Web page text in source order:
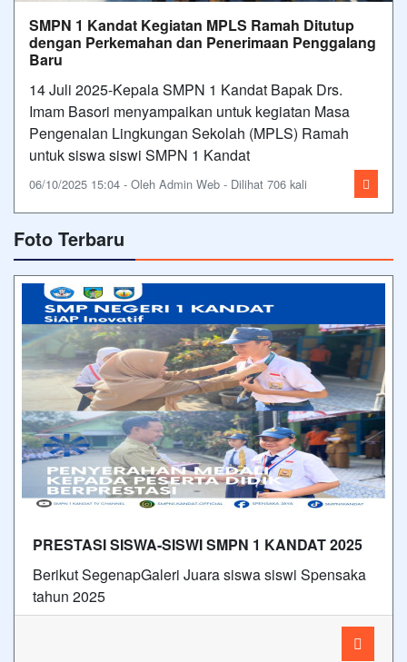
SMPN 1 Kandat Kegiatan MPLS Ramah Ditutup
dengan Perkemahan dan Penerimaan Penggalang
Baru
14 Juli 2025-Kepala SMPN 1 Kandat Bapak Drs.
Imam Basori menyampaikan untuk kegiatan Masa
Pengenalan Lingkungan Sekolah (MPLS) Ramah
untuk siswa siswi SMPN 1 Kandat
06/10/2025 15:04 - Oleh Admin Web - Dilihat 706 kali
Foto Terbaru
PRESTASI SISWA-SISWI SMPN 1 KANDAT 2025
Berikut SegenapGaleri Juara siswa siswi Spensaka
tahun 2025